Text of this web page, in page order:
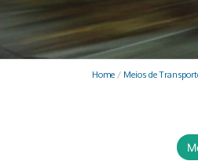
Home / Meios de